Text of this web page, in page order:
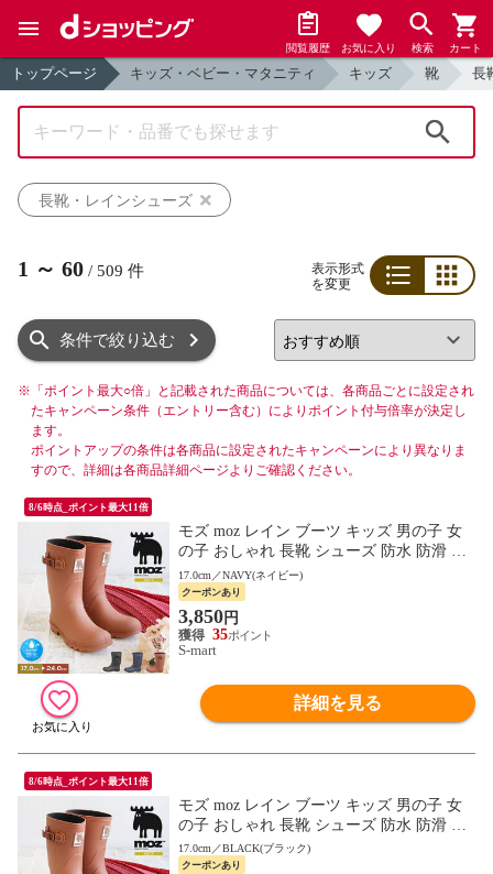
閲覧履歴 お気に入り 検索 カート
トップページ キッズ・ベビー・マタニティ キッズ 靴 長
長靴・レインシューズ
1 ～ 60 / 509 件
表示形式
を変更
条件で絞り込む
※ 「ポイント最大○倍」と記載された商品については、各商品ごとに設定され
たキャンペーン条件（エントリー含む）によりポイント付与倍率が決定し
ます。
ポイントアップの条件は各商品に設定されたキャンペーンにより異なりま
すので、詳細は各商品詳細ページよりご確認ください。
8/6時点_ポイント最大11倍
モズ moz レイン ブーツ キッズ 男の子 女
の子 おしゃれ 長靴 シューズ 防水 防滑 ロ
ング ジュニア 軽量 雨 冬 雪 子供 靴 小学生
幼稚園 無地 7018 moz
17.0cm／NAVY(ネイビー)
クーポンあり
3,850円
35
S-mart
詳細を見る
8/6時点_ポイント最大11倍
モズ moz レイン ブーツ キッズ 男の子 女
の子 おしゃれ 長靴 シューズ 防水 防滑 ロ
ング ジュニア 軽量 雨 冬 雪 子供 靴 小学生
幼稚園 無地 7018 moz
17.0cm／BLACK(ブラック)
クーポンあり